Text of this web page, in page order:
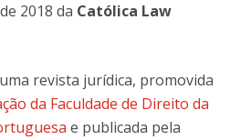
2018 da Católica Law
revista jurídica, promovida
da Faculdade de Direito da
e publicada pela